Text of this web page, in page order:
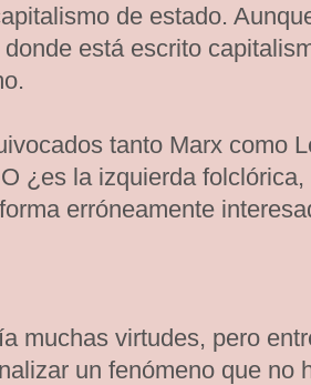
de estado.
está escrito
tanto Marx como
¿es la izquierda
erróneamente
muchas virtudes, pero
un fenómeno que no